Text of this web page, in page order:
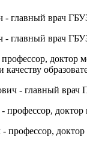
- главный врач
- главный врач
доктор
качеству
- главный
профессор,
профессор,